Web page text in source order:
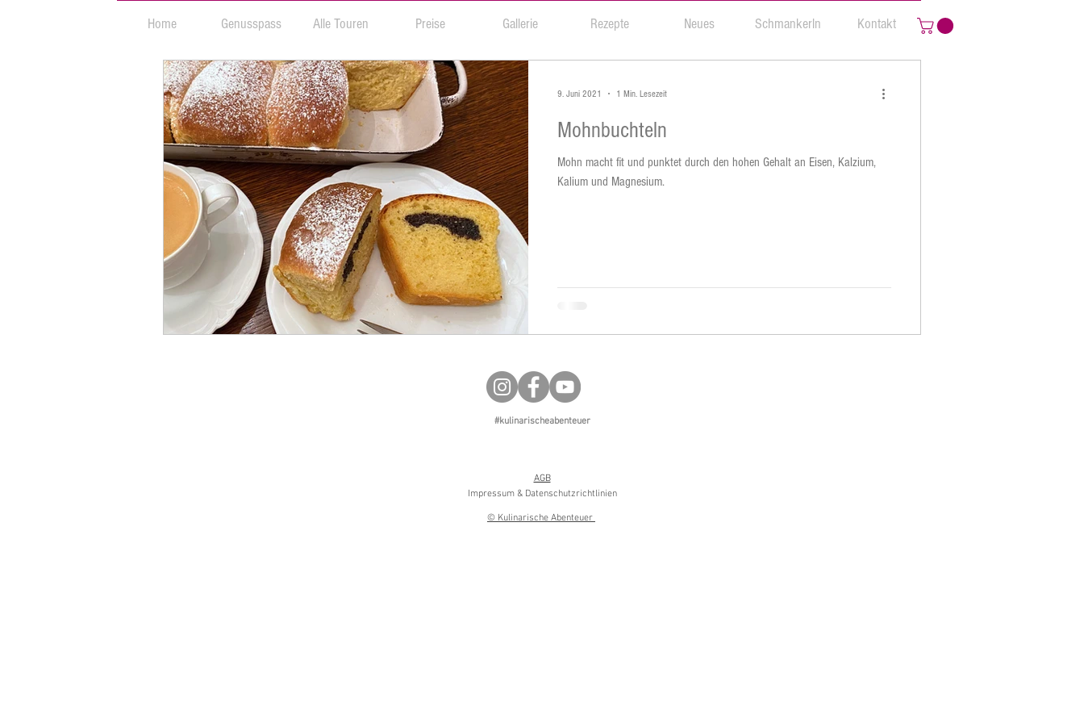
Home Genusspass Alle Touren Preise Gallerie Rezepte Neues Schmankerln Kontakt
Mohnbuchteln
Mohn macht fit und punktet durch den hohen Gehalt an Eisen, Kalzium,
Kalium und Magnesium.
9. Juni 2021 1 Min. Lesezeit
#kulinarischeabenteuer
AGB
Impressum & Datenschutzrichtlinien
© Kulinarische Abenteuer